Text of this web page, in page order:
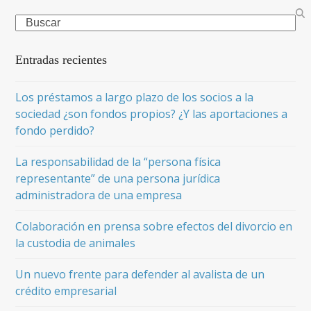
Search
Entradas recientes
Los préstamos a largo plazo de los socios a la
sociedad ¿son fondos propios? ¿Y las aportaciones a
fondo perdido?
La responsabilidad de la “persona física
representante” de una persona jurídica
administradora de una empresa
Colaboración en prensa sobre efectos del divorcio en
la custodia de animales
Un nuevo frente para defender al avalista de un
crédito empresarial